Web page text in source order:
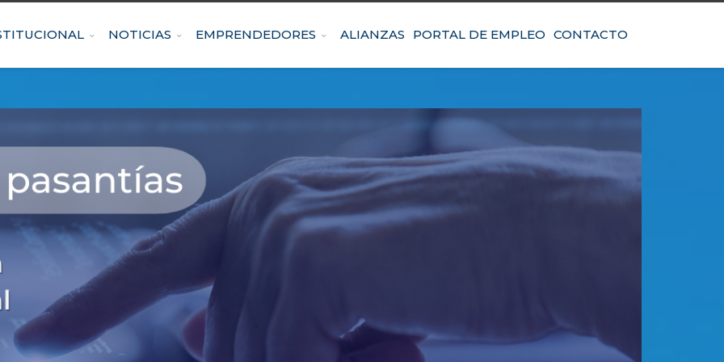
NOTICIAS EMPRENDEDORES ALIANZAS PORTAL DE EMPLEO CONTACTO